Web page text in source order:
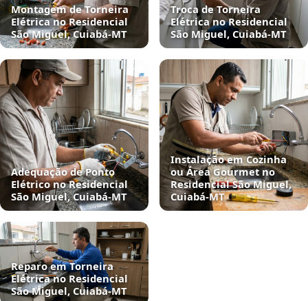
Montagem de Torneira
Elétrica no Residencial
São Miguel, Cuiabá‑MT
Troca de Torneira
Elétrica no Residencial
São Miguel, Cuiabá‑MT
Adequação de Ponto
Elétrico no Residencial
São Miguel, Cuiabá‑MT
Instalação em Cozinha
ou Área Gourmet no
Residencial São Miguel,
Cuiabá‑MT
Reparo em Torneira
Elétrica no Residencial
São Miguel, Cuiabá‑MT